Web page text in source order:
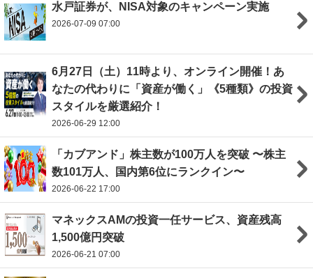
水戸証券が、NISA対象のキャンペーン実施
2026-07-09 07:00
6月27日（土）11時より、オンライン開催！あ
なたの代わりに「資産が働く」《5種類》の投資
スタイルを厳選紹介！
2026-06-29 12:00
「カブアンド」株主数が100万人を突破 〜株主
数101万人、国内第6位にランクイン〜
2026-06-22 17:00
マネックスAMの投資一任サービス、資産残高
1,500億円突破
2026-06-21 07:00